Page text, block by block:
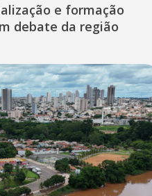
e formação
debate da região